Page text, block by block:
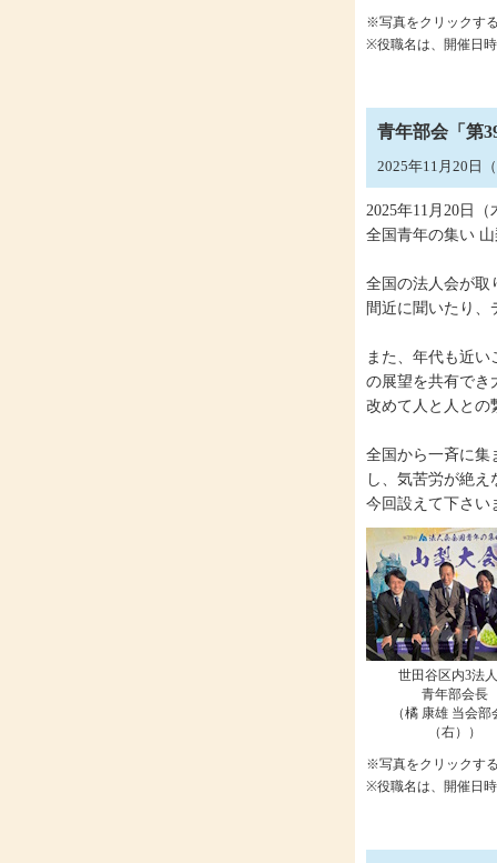
※写真をクリックす
※役職名は、開催日
青年部会「第
2025年11月20日
2025年11月20日
全国青年の集い
全国の法人会が取
間近に聞いたり
また、年代も近
の展望を共有でき
改めて人と人との
全国から一斉に集
し、気苦労が絶
今回設えて下さい
世田谷区内3法
青年部会長
（橘 康雄 当会部
（右））
※写真をクリックす
※役職名は、開催日